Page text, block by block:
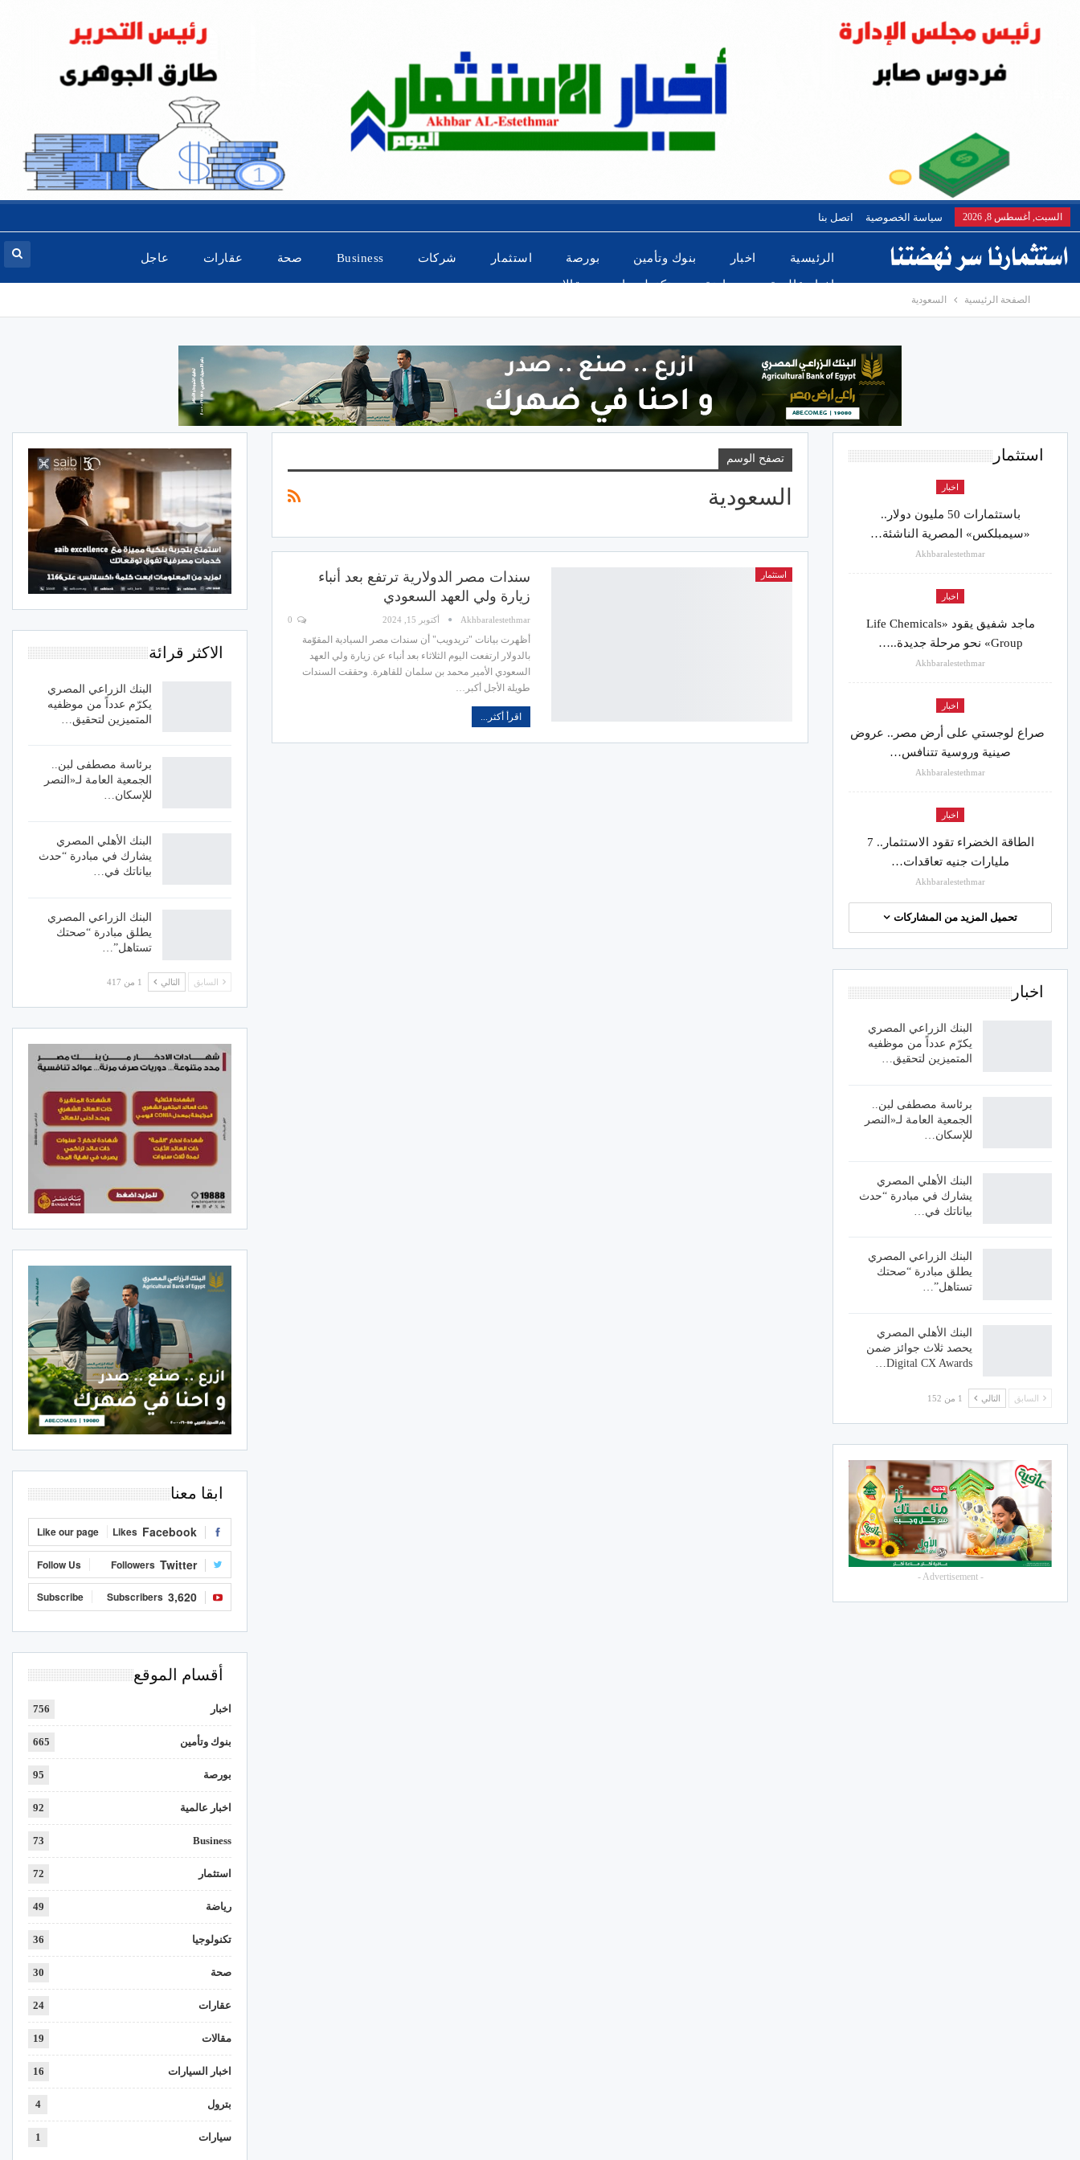
السبت, أغسطس 8, 2026 سياسة الخصوصية اتصل بنا
الرئيسية اخبار بنوك وتأمين بورصة استثمار شركات Business صحة عقارات عاجل
اخبار عالمية رياضة تكنولوجيا مقالات
الصفحة الرئيسية السعودية
تصفح الوسم
السعودية
استثمار
سندات مصر الدولارية ترتفع بعد أنباء
زيارة ولي العهد السعودي
Akhbaralestethmar أكتوبر 15, 2024
أظهرت بيانات "تريدويب" أن سندات مصر السيادية المقوّمة
بالدولار ارتفعت اليوم الثلاثاء بعد أنباء عن زيارة ولي العهد
السعودي الأمير محمد بن سلمان للقاهرة. وحققت السندات
طويلة الأجل أكبر…
اقرأ أكثر...
الاكثر قرائة
البنك الزراعي المصري
يكرّم عدداً من موظفيه
المتميزين لتحقيق…
برئاسة مصطفى لبن..
الجمعية العامة لـ«النصر
للإسكان…
البنك الأهلي المصري
يشارك في مبادرة “حدث
بياناتك في…
البنك الزراعي المصري
يطلق مبادرة “صحتك
تستاهل”…
السابق التالي 1 من 417
ابقا معنا
Facebook
Likes
Like our page
Twitter
Followers
Follow Us
3,620
Subscribers
Subscribe
أقسام الموقع
اخبار 756
بنوك وتأمين 665
بورصة 95
اخبار عالمية 92
Business
73
استثمار 72
رياضة 49
تكنولوجيا 36
صحة 30
عقارات 24
مقالات 19
اخبار السيارات 16
بترول 4
سيارات 1
استثمار
اخبار
باستثمارات 50 مليون دولار..
«سيمبلكس» المصرية الناشئة…
Akhbaralestethmar
اخبار
ماجد شفيق يقود «Life Chemicals
Group» نحو مرحلة جديدة..…
Akhbaralestethmar
اخبار
صراع لوجستي على أرض مصر.. عروض
صينية وروسية تتنافس…
Akhbaralestethmar
اخبار
الطاقة الخضراء تقود الاستثمار.. 7
مليارات جنيه تعاقدات…
Akhbaralestethmar
تحميل المزيد من المشاركات
اخبار
البنك الزراعي المصري
يكرّم عدداً من موظفيه
المتميزين لتحقيق…
برئاسة مصطفى لبن..
الجمعية العامة لـ«النصر
للإسكان…
البنك الأهلي المصري
يشارك في مبادرة “حدث
بياناتك في…
البنك الزراعي المصري
يطلق مبادرة “صحتك
تستاهل”…
البنك الأهلي المصري
يحصد ثلاث جوائز ضمن
Digital CX Awards…
السابق التالي 1 من 152
- Advertisement -